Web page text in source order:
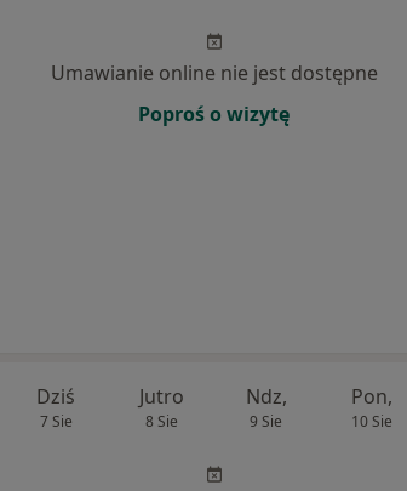
Umawianie online nie jest dostępne
Poproś o wizytę
Dziś
7 Sie
Jutro
8 Sie
Ndz,
9 Sie
Pon,
10 Sie